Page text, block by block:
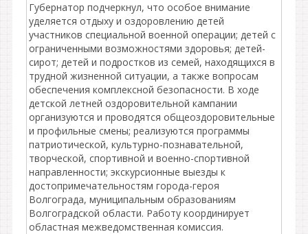
Губернатор подчеркнул, что особое внимание
уделяется отдыху и оздоровлению детей
участников специальной военной операции; детей с
ограниченными возможностями здоровья; детей-
сирот; детей и подростков из семей, находящихся в
трудной жизненной ситуации, а также вопросам
обеспечения комплексной безопасности. В ходе
детской летней оздоровительной кампании
организуются и проводятся общеоздоровительные
и профильные смены; реализуются программы
патриотической, культурно-познавательной,
творческой, спортивной и военно-спортивной
направленности; экскурсионные выезды к
достопримечательностям города-героя
Волгограда, муниципальным образованиям
Волгоградской области. Работу координирует
областная межведомственная комиссия.